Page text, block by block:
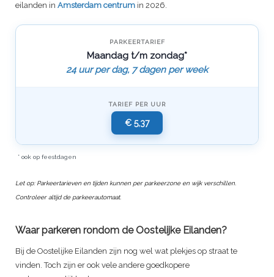
eilanden in Amsterdam centrum in 2026.
PARKEERTARIEF
Maandag t/m zondag*
24 uur per dag, 7 dagen per week
TARIEF PER UUR
€ 5,37
* ook op feestdagen
Let op: Parkeertarieven en tijden kunnen per parkeerzone en wijk verschillen.
Controleer altijd de parkeerautomaat.
Waar parkeren rondom de Oostelijke Eilanden?
Bij de Oostelijke Eilanden zijn nog wel wat plekjes op straat te
vinden. Toch zijn er ook vele andere goedkopere